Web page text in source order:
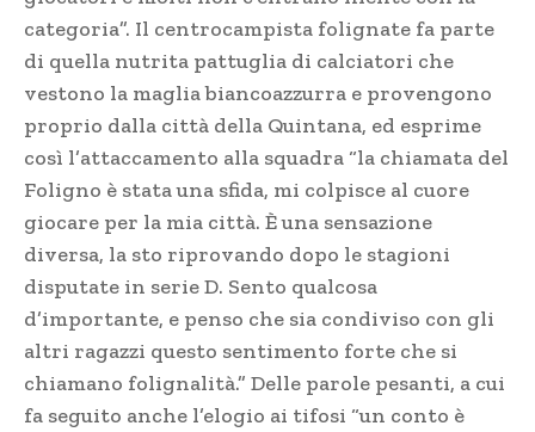
categoria”. Il centrocampista folignate fa parte
di quella nutrita pattuglia di calciatori che
vestono la maglia biancoazzurra e provengono
proprio dalla città della Quintana, ed esprime
così l’attaccamento alla squadra “la chiamata del
Foligno è stata una sfida, mi colpisce al cuore
giocare per la mia città. È una sensazione
diversa, la sto riprovando dopo le stagioni
disputate in serie D. Sento qualcosa
d’importante, e penso che sia condiviso con gli
altri ragazzi questo sentimento forte che si
chiamano folignalità.” Delle parole pesanti, a cui
fa seguito anche l’elogio ai tifosi “un conto è